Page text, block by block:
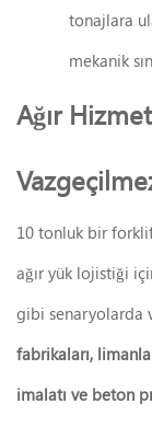
tonajlara
mekanik
Ağır
10 tonluk bir
ağır yük lojistiği
gibi senaryolarda
fabrikaları,
imalatı ve beton